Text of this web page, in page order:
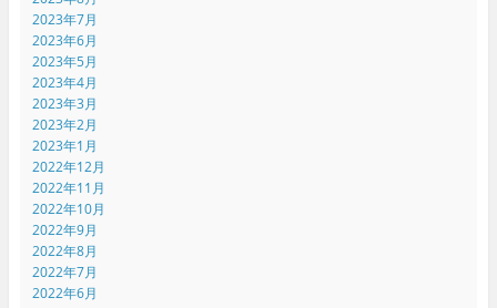
2023年7月
2023年6月
2023年5月
2023年4月
2023年3月
2023年2月
2023年1月
2022年12月
2022年11月
2022年10月
2022年9月
2022年8月
2022年7月
2022年6月